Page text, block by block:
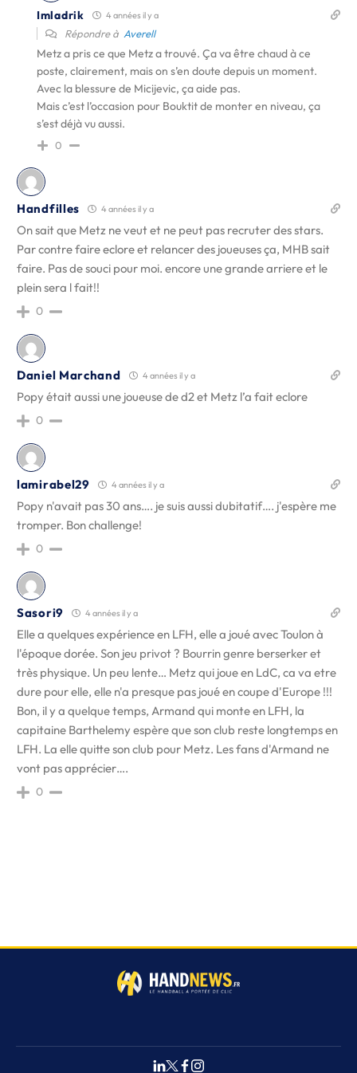
Imladrik 4 années il y a
Répondre à Averell
Metz a pris ce que Metz a trouvé. Ça va être chaud à ce
poste, clairement, mais on s’en doute depuis un moment.
Avec la blessure de Micijevic, ça aide pas.
Mais c’est l’occasion pour Bouktit de monter en niveau, ça
s’est déjà vu aussi.
0
Handfilles 4 années il y a
On sait que Metz ne veut et ne peut pas recruter des stars.
Par contre faire eclore et relancer des joueuses ça, MHB sait
faire. Pas de souci pour moi. encore une grande arriere et le
plein sera l fait!!
0
Daniel Marchand 4 années il y a
Popy était aussi une joueuse de d2 et Metz l’a fait eclore
0
lamirabel29 4 années il y a
Popy n'avait pas 30 ans…. je suis aussi dubitatif…. j'espère me
tromper. Bon challenge!
0
Sasori9 4 années il y a
Elle a quelques expérience en LFH, elle a joué avec Toulon à
l'époque dorée. Son jeu privot ? Bourrin genre berserker et
très physique. Un peu lente… Metz qui joue en LdC, ca va etre
dure pour elle, elle n'a presque pas joué en coupe d'Europe !!!
Bon, il y a quelque temps, Armand qui monte en LFH, la
capitaine Barthelemy espère que son club reste longtemps en
LFH. La elle quitte son club pour Metz. Les fans d'Armand ne
vont pas apprécier….
0